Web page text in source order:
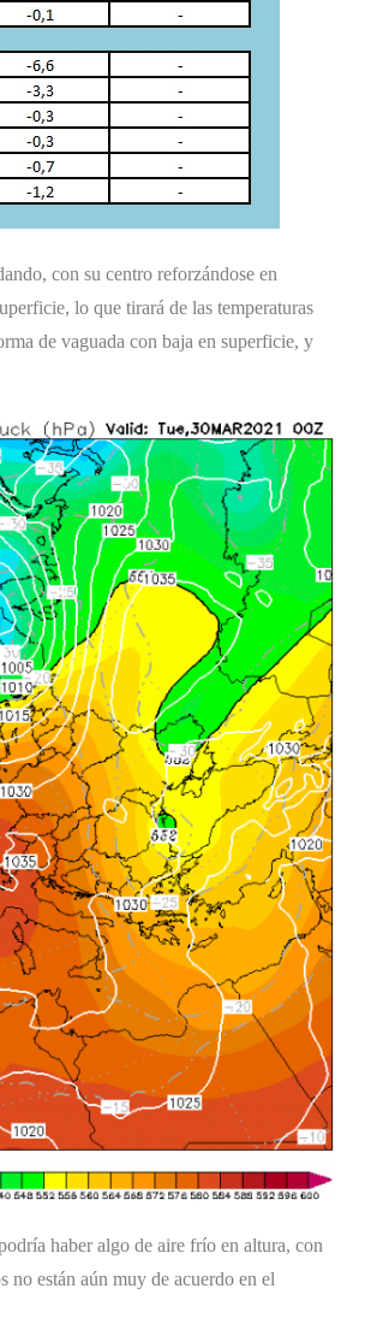
con su centro reforzándose en
lo que tirará de las temperaturas
de vaguada con baja en superficie, y
haber algo de aire frío en altura, con
no están aún muy de acuerdo en el